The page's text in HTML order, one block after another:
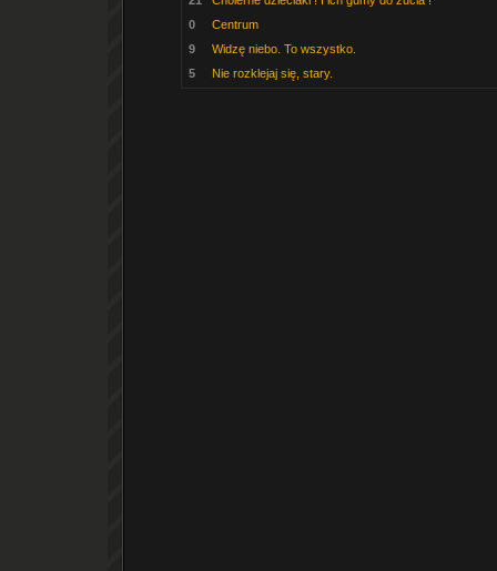
0
Centrum
9
Widzę niebo. To wszystko.
5
Nie rozklejaj się, stary.